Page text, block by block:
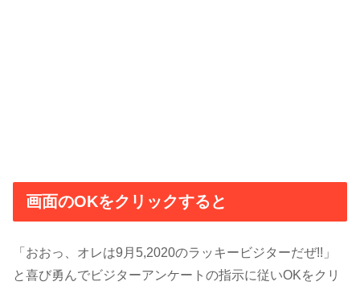
画面のOKをクリックすると
「おおっ、オレは9月5,2020のラッキービジターだぜ!!」
と喜び勇んでビジターアンケートの指示に従いOKをクリ